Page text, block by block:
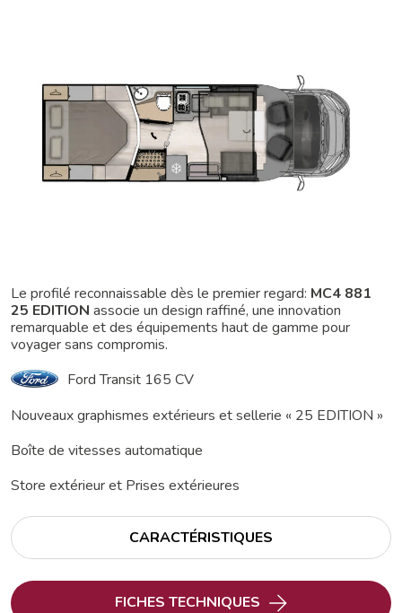
Le profilé reconnaissable dès le premier regard: MC4 881
25 EDITION associe un design raffiné, une innovation
remarquable et des équipements haut de gamme pour
voyager sans compromis.
Ford Transit 165 CV
Nouveaux graphismes extérieurs et sellerie « 25 EDITION »
Boîte de vitesses automatique
Store extérieur et Prises extérieures
CARACTÉRISTIQUES
FICHES TECHNIQUES